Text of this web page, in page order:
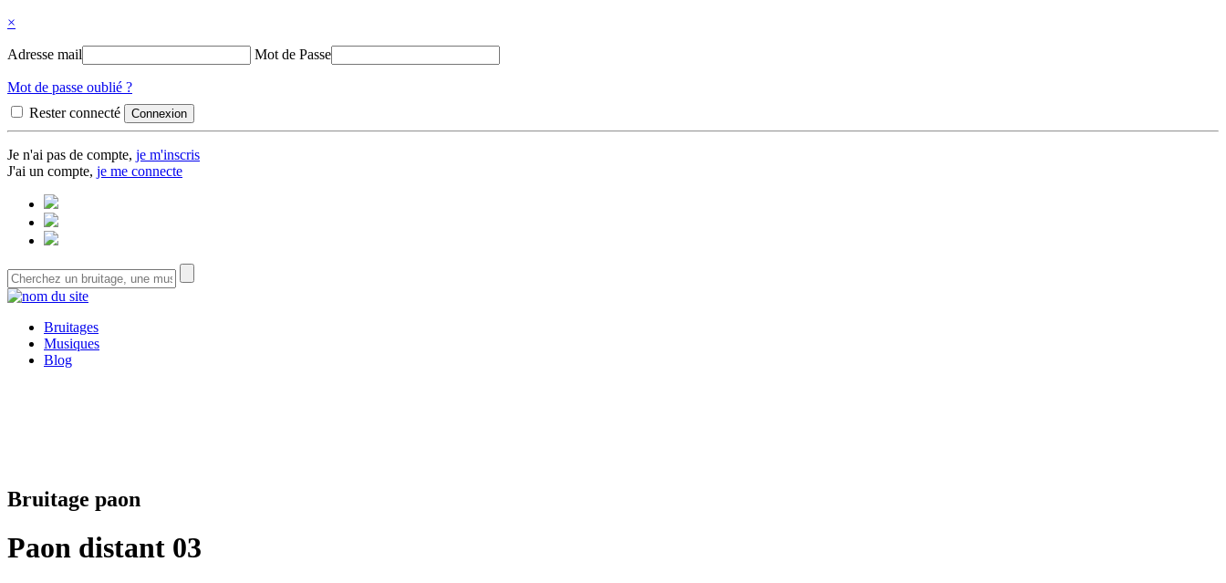
×
Adresse mail Mot de Passe
Mot de passe oublié ?
Rester connecté
Je n'ai pas de compte, je m'inscris
J'ai un compte, je me connecte
Bruitages
Musiques
Blog
Bruitage paon
Paon distant 03